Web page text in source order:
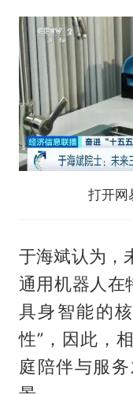
打开网
于海斌认为，
通用机器人在
具身智能的
性”，因此，
庭陪伴与服